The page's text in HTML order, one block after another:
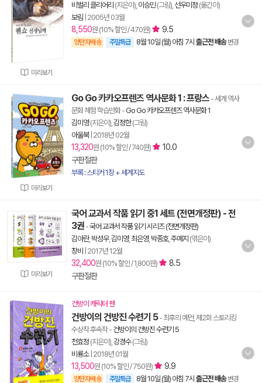
미리보기
비벌리 클리어리 (지은이), 이승민(그림), 선우미정 (옮긴이)
보림 2005년 03월
8,550원 (10% 할인 / 470원) 9.5
양탄자배송 주말특급 8월 10일 (월) 아침 7시 출근전 배송 변경
미리보기
Go Go 카카오프렌즈 역사문화 1 : 프랑스 - 세계 역사
문화 체험 학습만화-Go Go 카카오프렌즈 역사문화 1
김미영(지은이), 김정한(그림)
아울북| 2018년 02월
13,320원 (10% 할인 / 740원)
10.0
구판절판
부록 : 스티커 1장 + 세계지도
미리보기
국어 교과서 작품 읽기 중1 세트 (전면개정판) - 전
3권 -국어 교과서 작품 읽기 시리즈 (전면개정판)
김아란, 박성우, 김미영, 최은영, 박종호, 주예지 (엮은이)
창비
2017년 12월
32,400원 (10% 할인 / 1,800원)
8.5
구판절판
건방이 캐릭터 펜
건방이의 건방진 수련기 5- 최후의 예언, 제2회 스토리킹
수상작 후속작- 건방이의 건방진 수련기 5
천효정 (지은이), 강경수(그림)
비룡소| 2018년 01월
13,500원 (10% 할인 / 750원) 9.9
양탄자배송 주말특급 8월 10일 (월) 아침 7시 출근전 배송 변경